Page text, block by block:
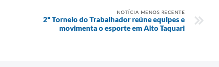
NOTÍCIA MENOS RECENTE
2º Torneio do Trabalhador reúne equipes e
movimenta o esporte em Alto Taquari